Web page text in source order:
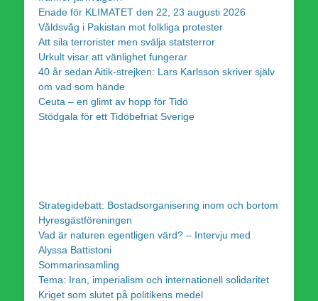
Enade för KLIMATET den 22, 23 augusti 2026
Våldsvåg i Pakistan mot folkliga protester
Att sila terrorister men svälja statsterror
Urkult visar att vänlighet fungerar
40 år sedan Aitik-strejken: Lars Karlsson skriver själv
om vad som hände
Ceuta – en glimt av hopp för Tidö
Stödgala för ett Tidöbefriat Sverige
Strategidebatt: Bostadsorganisering inom och bortom
Hyresgästföreningen
Vad är naturen egentligen värd? – Intervju med
Alyssa Battistoni
Sommarinsamling
Tema: Iran, imperialism och internationell solidaritet
Kriget som slutet på politikens medel